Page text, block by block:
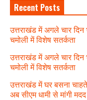
Recent Posts
उत्तराखंड में अगले चार दिन
चमोली में विशेष सतर्कता
उत्तराखंड में अगले चार दिन
चमोली में विशेष सतर्कता
उत्तराखंड में घर बसना
अब सीएम धामी से मांगी मदद